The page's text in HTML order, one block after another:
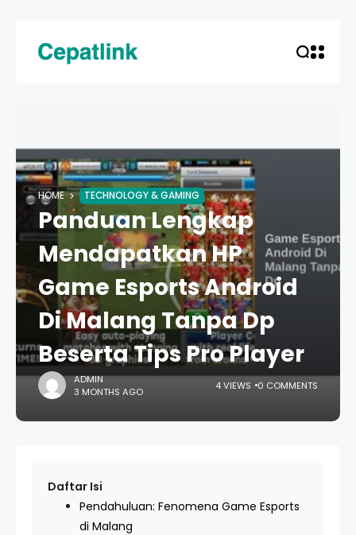
HOME TECHNOLOGY & GAMING
Panduan Lengkap
Mendapatkan HP
Game Esports Android
Di Malang Tanpa Dp
Beserta Tips Pro Player
ADMIN
3 MONTHS AGO
4 VIEWS 0 COMMENTS
Daftar Isi
Pendahuluan: Fenomena Game Esports
di Malang